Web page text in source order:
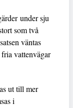
under sju
som två
väntas
vattenvägar
ut till mer
i